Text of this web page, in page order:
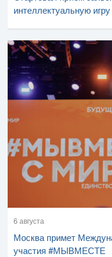
интеллектуальную
6 августа
Москва примет
участия #МЫВМЕСТЕ